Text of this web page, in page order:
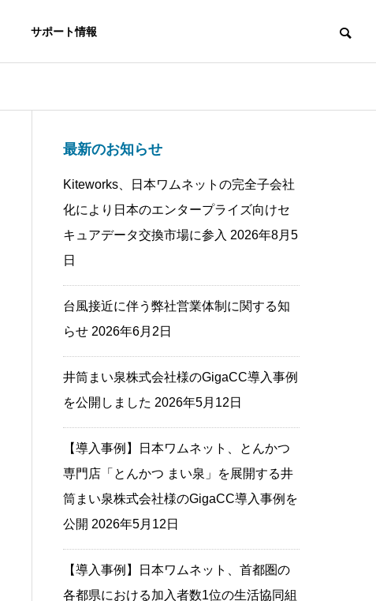
サポート情報
最新のお知らせ
Kiteworks、日本ワムネットの完全子会社
化により日本のエンタープライズ向けセ
キュアデータ交換市場に参入 2026年8月5
日
台風接近に伴う弊社営業体制に関する知
らせ 2026年6月2日
井筒まい泉株式会社様のGigaCC導入事例
を公開しました 2026年5月12日
【導入事例】日本ワムネット、とんかつ
専門店「とんかつ まい泉」を展開する井
筒まい泉株式会社様のGigaCC導入事例を
公開 2026年5月12日
【導入事例】日本ワムネット、首都圏の
各都県における加入者数1位の生活協同組